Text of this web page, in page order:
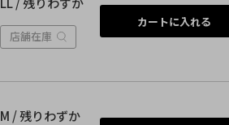
店舗在庫
カートに入れる
M / 残りわずか